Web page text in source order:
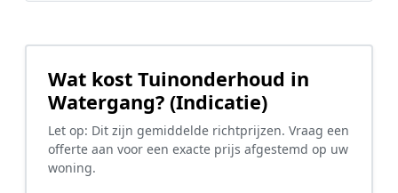
Wat kost Tuinonderhoud in
Watergang? (Indicatie)
Let op: Dit zijn gemiddelde richtprijzen. Vraag een
offerte aan voor een exacte prijs afgestemd op uw
woning.